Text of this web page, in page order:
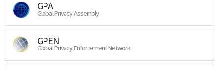
GPA
Global Privacy Assembly
GPEN
Global Privacy Enforcement Network